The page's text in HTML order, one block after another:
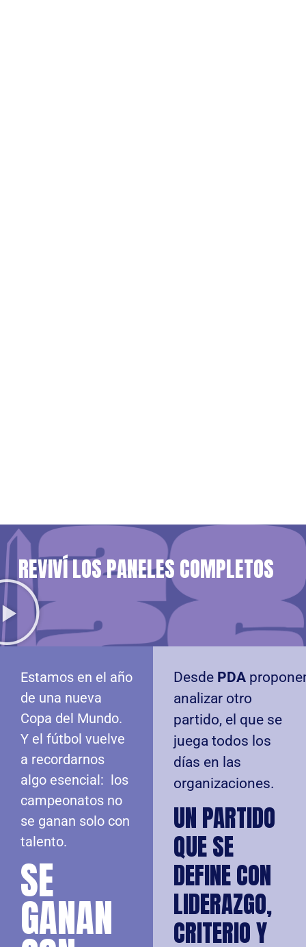
REVIVÍ LOS PANELES COMPLETOS
Estamos en el año
de una nueva
Copa del Mundo.
Y el fútbol vuelve
a recordarnos
algo esencial: los
campeonatos no
se ganan solo con
talento.
SE
GANAN
Desde PDA
analizar otro
partido, el que se
juega todos los
días en las
organizaciones.
UN PARTIDO
QUE SE
DEFINE CON
LIDERAZGO,
CRITERIO Y